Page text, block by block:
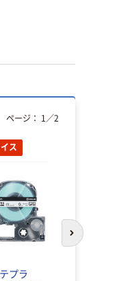
ス
プラ
ページ： 1 ／2
次のスライド